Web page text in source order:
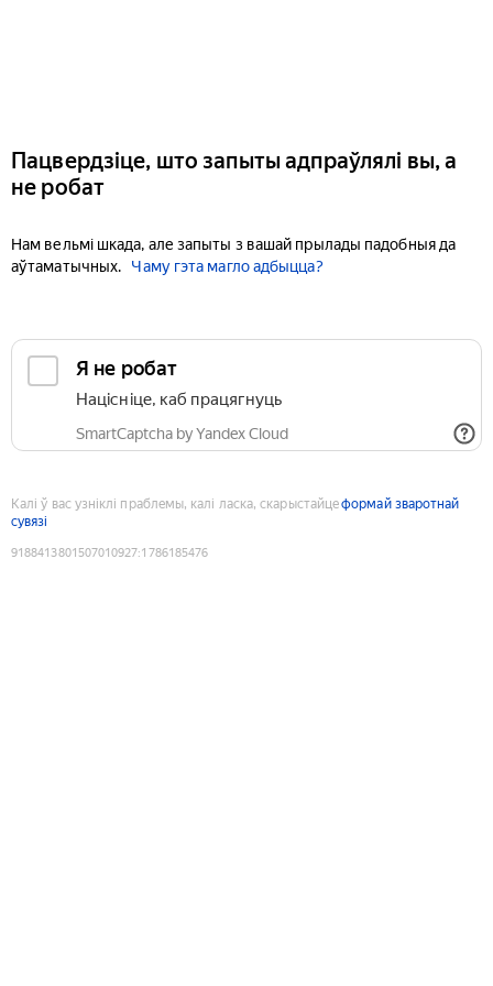
Пацвердзіце, што запыты адпраўлялі вы, а
не робат
Нам вельмі шкада, але запыты з вашай прылады падобныя да
аўтаматычных.
Чаму гэта магло адбыцца?
Я не робат
Націсніце, каб працягнуць
SmartCaptcha by Yandex Cloud
Калі ў вас узніклі праблемы, калі ласка, скарыстайцеформай зваротнай
сувязі
9188413801507010927:1786185476